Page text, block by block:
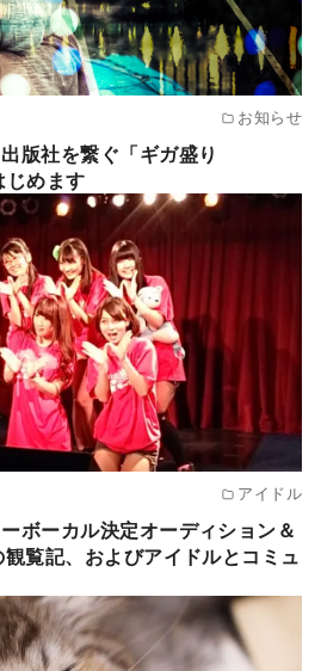
お知らせ
版社を繋ぐ「ギガ盛り
めます
アイドル
ボーカル決定オーディション＆
覧記、およびアイドルとコミュ